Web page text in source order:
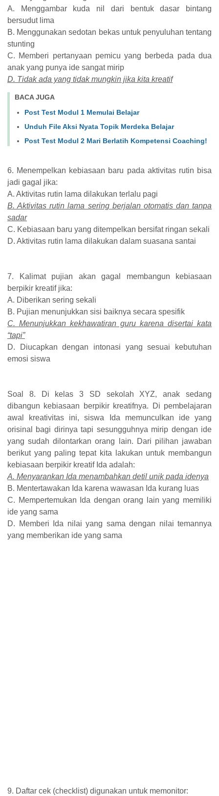
A. Menggambar kuda nil dari bentuk dasar bintang
bersudut lima
B. Menggunakan sedotan bekas untuk penyuluhan tentang
stunting
C. Memberi pertanyaan pemicu yang berbeda pada dua
anak yang punya ide sangat mirip
D. Tidak ada yang tidak mungkin jika kita kreatif
BACA JUGA
Post Test Modul 1 Memulai Belajar
Unduh File Aksi Nyata Topik Merdeka Belajar
Post Test Modul 2 Mari Berlatih Kompetensi Coaching!
6. Menempelkan kebiasaan baru pada aktivitas rutin bisa
jadi gagal jika:
A. Aktivitas rutin lama dilakukan terlalu pagi
B. Aktivitas rutin lama sering berjalan otomatis dan tanpa
sadar
C. Kebiasaan baru yang ditempelkan bersifat ringan sekali
D. Aktivitas rutin lama dilakukan dalam suasana santai
7. Kalimat pujian akan gagal membangun kebiasaan
berpikir kreatif jika:
A. Diberikan sering sekali
B. Pujian menunjukkan sisi baiknya secara spesifik
C. Menunjukkan kekhawatiran guru karena disertai kata
“tapi”
D. Diucapkan dengan intonasi yang sesuai kebutuhan
emosi siswa
Soal 8. Di kelas 3 SD sekolah XYZ, anak sedang
dibangun kebiasaan berpikir kreatifnya. Di pembelajaran
awal kreativitas ini, siswa Ida memunculkan ide yang
orisinal bagi dirinya tapi sesungguhnya mirip dengan ide
yang sudah dilontarkan orang lain. Dari pilihan jawaban
berikut yang paling tepat kita lakukan untuk membangun
kebiasaan berpikir kreatif Ida adalah:
A. Menyarankan Ida menambahkan detil unik pada idenya
B. Mentertawakan Ida karena wawasan Ida kurang luas
C. Mempertemukan Ida dengan orang lain yang memiliki
ide yang sama
D. Memberi Ida nilai yang sama dengan nilai temannya
yang memberikan ide yang sama
9. Daftar cek (checklist) digunakan untuk memonitor: